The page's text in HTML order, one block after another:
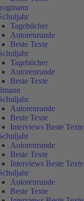
Tagebücher
Autorenrunde
Beste Texte
Tagebücher
Autorenrunde
Beste Texte
Autorenrunde
Beste Texte
Interviews Beste Texte
Autorenrunde
Beste Texte
Interviews Beste Texte
Autorenrunde
Beste Texte